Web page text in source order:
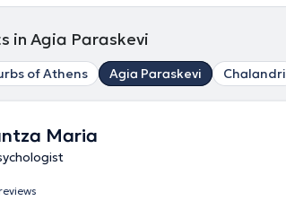
in Agia Paraskevi
of Athens Agia Paraskevi Chalandri
Maria